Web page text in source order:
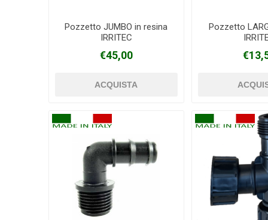
Pozzetto JUMBO in resina
IRRITEC
€45,00
Pozzetto